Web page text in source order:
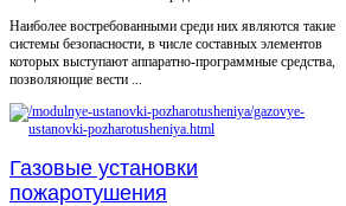
Наиболее востребованными среди них являются такие
системы безопасности, в числе составных элементов
которых выступают аппаратно-программные средства,
позволяющие вести ...
Газовые установки
пожаротушения